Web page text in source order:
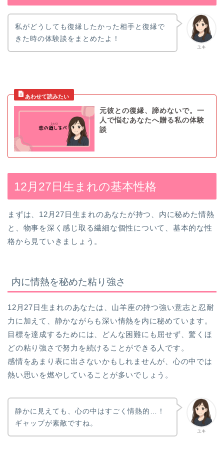
ユキ
私がどうしても復縁したかった相手と復縁で
きた時の体験談をまとめたよ！
元彼との復縁、諦めないで。一
人で悩むあなたへ贈る私の体験
談
12月27日生まれの基本性格
まずは、12月27日生まれのあなたが持つ、内に秘めた情熱
と、物事を深く感じ取る繊細な個性について、基本的な性
格から見ていきましょう。
内に情熱を秘めた粘り強さ
12月27日生まれのあなたは、山羊座の持つ強い意志と忍耐
力に加えて、静かながらも深い情熱を内に秘めています。
目標を達成するためには、どんな困難にも屈せず、驚くほ
どの粘り強さで努力を続けることができる人です。
感情をあまり表に出さないかもしれませんが、心の中では
熱い思いを燃やしていることが多いでしょう。
ユキ
静かに見えても、心の中はすごく情熱的…！
ギャップが素敵ですね。